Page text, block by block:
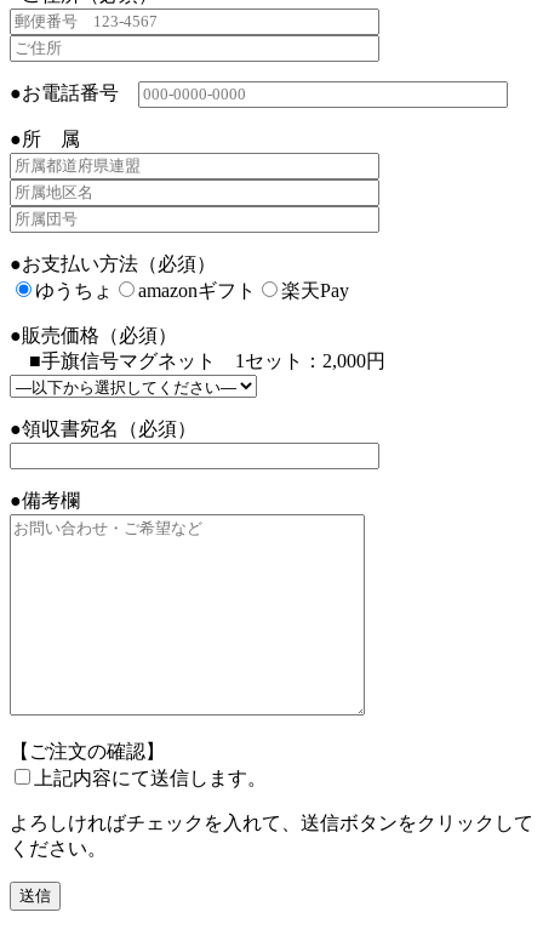
●お電話番号
●所 属
●お支払い方法（必須）
ゆうちょ
amazonギフト 楽天Pay
●販売価格（必須）
■手旗信号マグネット 1セット：2,000円
●領収書宛名（必須）
●備考欄
【ご注文の確認】
上記内容にて送信します。
よろしければチェックを入れて、送信ボタンをクリックして
ください。